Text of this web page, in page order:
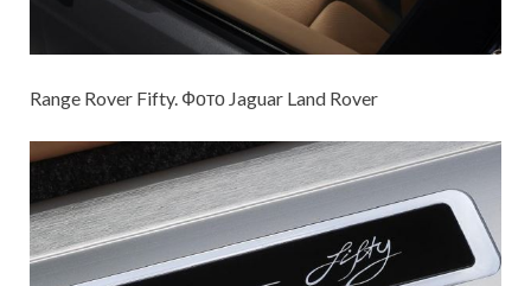
Range Rover Fifty. Фото Jaguar Land Rover